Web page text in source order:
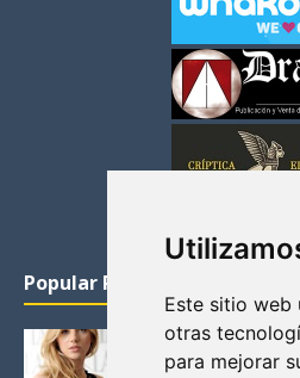
Este sitio web
otras
para mejorar
Popular Posts
KATHERYN WINNICK:
VIKINGOS